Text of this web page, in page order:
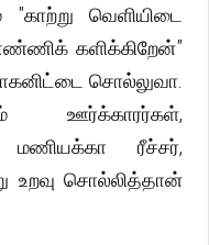
"காற்று வெளியிடை
களிக்கிறேன்"
சொல்லுவா.
ஊர்க்காரர்கள்,
மணியக்கா ரீச்சர்,
உறவு சொல்லித்தான்